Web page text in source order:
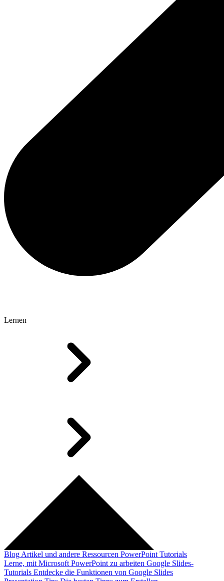
Lernen
Blog Artikel und andere Ressourcen PowerPoint Tutorials
Lerne, mit Microsoft PowerPoint zu arbeiten Google Slides-
Tutorials Entdecke die Funktionen von Google Slides